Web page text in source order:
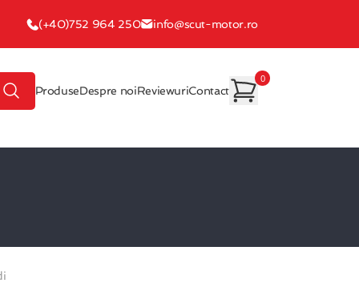
(+40)752 964 250 info@scut-motor.ro
ProduseDespre noiReviewuriContact
0